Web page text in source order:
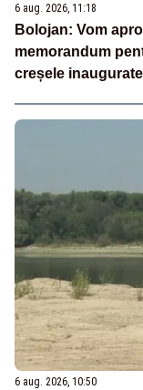
6 aug. 2026, 11:18
Bolojan: Vom
memorandum
creșele inaugurate
6 aug. 2026, 10:50